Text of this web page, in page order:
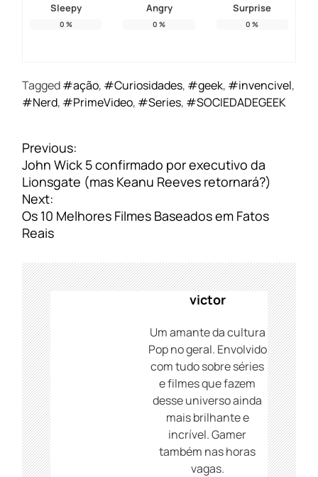
Sleepy
0 %
Angry
0 %
Surprise
0 %
Tagged#ação, #Curiosidades, #geek, #invencivel,
#Nerd, #PrimeVideo, #Series, #SOCIEDADEGEEK
N
a
v
e
g
a
ã
o
d
e
P
o
s
t
Previous:
John Wick 5 confirmado por executivo da
Lionsgate (mas Keanu Reeves retornará?)
Next:
Os 10 Melhores Filmes Baseados em Fatos
Reais
victor
Um amante da cultura
Pop no geral. Envolvido
com tudo sobre séries
e filmes que fazem
desse universo ainda
mais brilhante e
incrível. Gamer
também nas horas
vagas.